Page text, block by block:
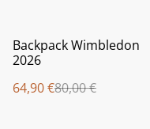
%
Backpack Wimbledon
2026
64,90 €80,00 €